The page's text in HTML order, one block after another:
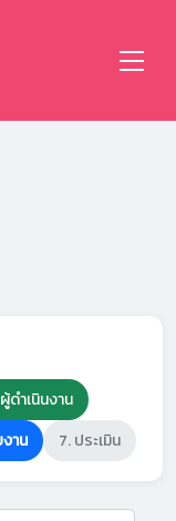
ดำเนินงาน
าน 7. ประเมิน